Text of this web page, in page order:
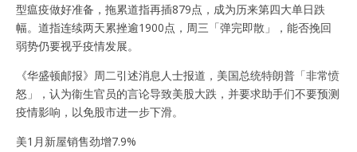
型瘟疫做好准备，拖累道指再插879点，成为历来第四大单日跌
幅。道指连续两天累挫逾1900点，周三「弹完即散」，能否挽回
弱势仍要视乎疫情发展。
《华盛顿邮报》周二引述消息人士报道，美国总统特朗普「非常愤
怒」，认为衞生官员的言论导致美股大跌，并要求助手们不要预测
疫情影响，以免股市进一步下滑。
美1月新屋销售劲增7.9%